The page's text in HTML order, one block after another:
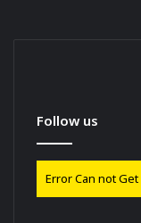
Follow us
Error Can not